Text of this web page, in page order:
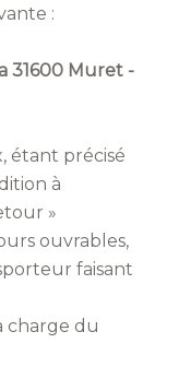
:
31600 Muret -
étant précisé
à
»
ouvrables,
faisant
charge du